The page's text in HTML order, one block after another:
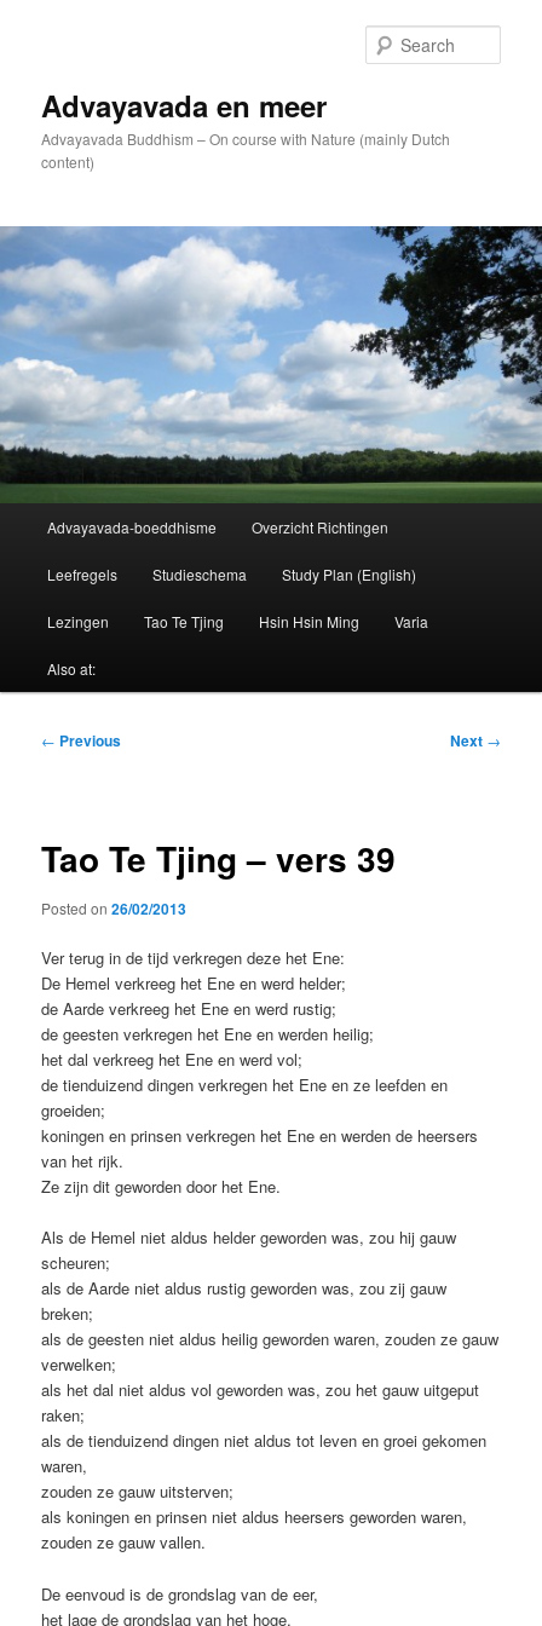
Advayavada en meer
Advayavada Buddhism – On course with Nature (mainly Dutch
content)
Advayavada-boeddhisme Overzicht Richtingen
Leefregels Studieschema Study Plan (English)
Lezingen Tao Te Tjing Hsin Hsin Ming Varia
Also at:
Post
← Previous Next →
Tao Te Tjing – vers 39
Posted on26/02/2013
Ver terug in de tijd verkregen deze het Ene:
De Hemel verkreeg het Ene en werd helder;
de Aarde verkreeg het Ene en werd rustig;
de geesten verkregen het Ene en werden heilig;
het dal verkreeg het Ene en werd vol;
de tienduizend dingen verkregen het Ene en ze leefden en
groeiden;
koningen en prinsen verkregen het Ene en werden de heersers
van het rijk.
Ze zijn dit geworden door het Ene.
Als de Hemel niet aldus helder geworden was, zou hij gauw
scheuren;
als de Aarde niet aldus rustig geworden was, zou zij gauw
breken;
als de geesten niet aldus heilig geworden waren, zouden ze gauw
verwelken;
als het dal niet aldus vol geworden was, zou het gauw uitgeput
raken;
als de tienduizend dingen niet aldus tot leven en groei gekomen
waren,
zouden ze gauw uitsterven;
als koningen en prinsen niet aldus heersers geworden waren,
zouden ze gauw vallen.
De eenvoud is de grondslag van de eer,
het lage de grondslag van het hoge.